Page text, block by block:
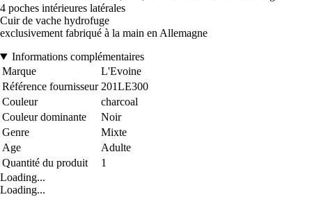
4 poches intérieures latérales
Cuir de vache hydrofuge
exclusivement fabriqué à la main en Allemagne
Informations complémentaires
Marque
L'Evoine
Référence fournisseur 201LE300
Couleur
charcoal
Couleur dominante
Noir
Genre
Mixte
Age
Adulte
Quantité du produit
1
Loading...
Loading...